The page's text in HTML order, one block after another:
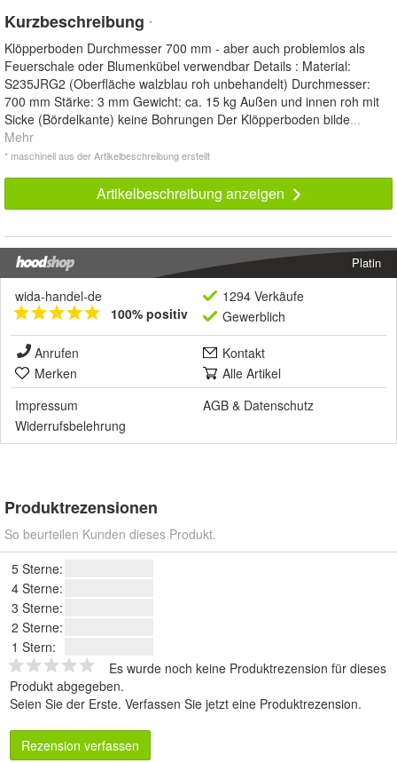
Kurzbeschreibung *
Klöpperboden Durchmesser 700 mm - aber auch problemlos als
Feuerschale oder Blumenkübel verwendbar Details : Material:
S235JRG2 (Oberfläche walzblau roh unbehandelt) Durchmesser:
700 mm Stärke: 3 mm Gewicht: ca. 15 kg Außen und innen roh mit
Sicke (Bördelkante) keine Bohrungen Der Klöpperboden bilde...
Mehr
* maschinell aus der Artikelbeschreibung erstellt
Artikelbeschreibung anzeigen
Platin
wida-handel-de
100% positiv
1294 Verkäufe
Gewerblich
Anrufen
Kontakt
Merken
Alle Artikel
Impressum
AGB & Datenschutz
Widerrufsbelehrung
Produktrezensionen
So beurteilen Kunden dieses Produkt.
5 Sterne:
4 Sterne:
3 Sterne:
2 Sterne:
1 Stern:
Es wurde noch keine Produktrezension für dieses
Produkt abgegeben.
Seien Sie der Erste. Verfassen Sie jetzt eine Produktrezension.
Rezension verfassen